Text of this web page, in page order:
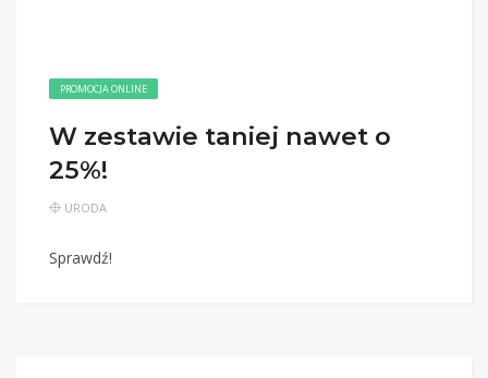
PROMOCJA ONLINE
W zestawie taniej nawet o
25%!
URODA
Sprawdź!